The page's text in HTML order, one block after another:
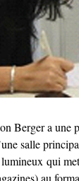
Berger a une
salle
lumineux qui